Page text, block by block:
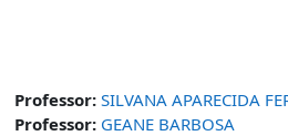
Professor: SILVANA APARECIDA
Professor: GEANE BARBOSA